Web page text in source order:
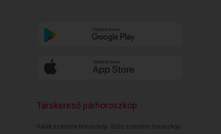
Társkereső párhoroszkóp
Halak szerelmi horoszkóp Szűz szerelmi horoszkóp